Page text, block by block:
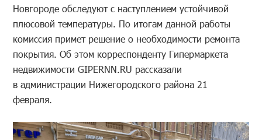
Новгороде обследуют с наступлением устойчивой
плюсовой температуры. По итогам данной работы
комиссия примет решение о необходимости ремонта
покрытия. Об этом корреспонденту Гипермаркета
недвижимости GIPERNN.RU рассказали
в администрации Нижегородского района 21
февраля.